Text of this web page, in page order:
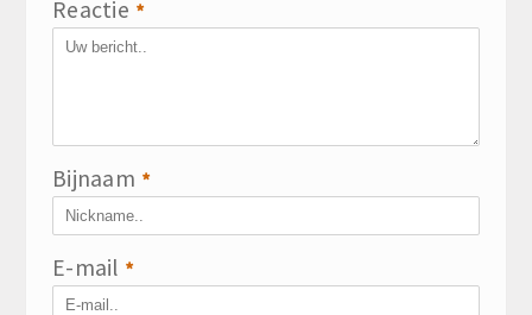
Reactie *
Bijnaam *
E-mail *